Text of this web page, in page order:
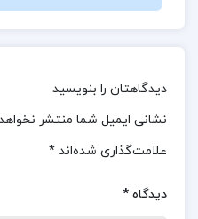
درباره نویسنده کتاب لحظه
نگارش روان و قابل فهم
و روان، مفاهیم پیچیده
ارائه می‌دهد که خواندن
لذت‌بخش خواهد بود. با
دیدگاهتان را بنویسید
نشانی ایمیل شما منتشر
علامت‌گذاری شده‌اند *
دیدگاه *